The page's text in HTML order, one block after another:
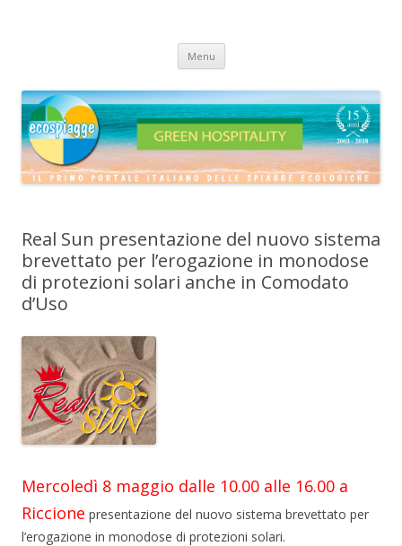
Menu Vai
contenuto
Real Sun presentazione del nuovo sistema
brevettato per l’erogazione in monodose
di protezioni solari anche in Comodato
d’Uso
Mercoledì 8 maggio dalle 10.00 alle 16.00 a
Riccione presentazione del nuovo sistema brevettato per
l’erogazione in monodose di protezioni solari.